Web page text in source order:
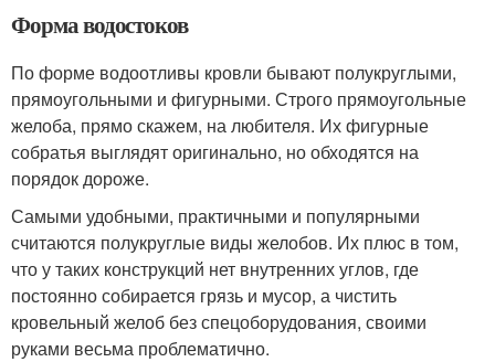
Форма водостоков
По форме водоотливы кровли бывают полукруглыми,
прямоугольными и фигурными. Строго прямоугольные
желоба, прямо скажем, на любителя. Их фигурные
собратья выглядят оригинально, но обходятся на
порядок дороже.
Самыми удобными, практичными и популярными
считаются полукруглые виды желобов. Их плюс в том,
что у таких конструкций нет внутренних углов, где
постоянно собирается грязь и мусор, а чистить
кровельный желоб без спецоборудования, своими
руками весьма проблематично.